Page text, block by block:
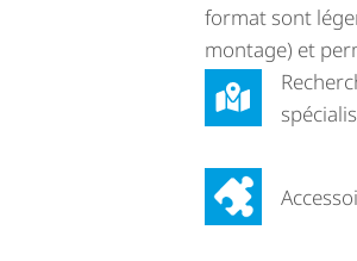
format sont
montage) et